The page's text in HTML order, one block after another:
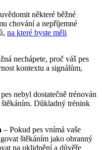
některé běžné
chování a nepříjemné
na které byste měli
nechápete, proč váš pes
kontextu a signálům,
nebyl dostatečně trénován
Důkladný trénink
– Pokud pes vnímá vaše
štěkáním jako obranný
na uklidnění a důvěře